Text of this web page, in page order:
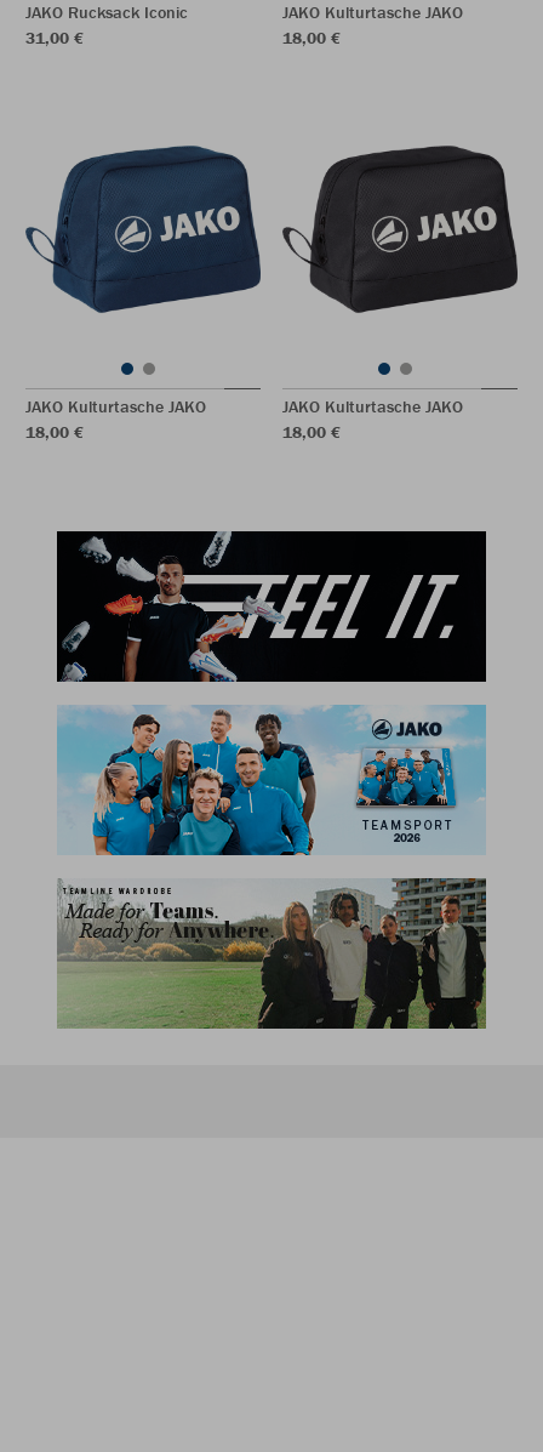
JAKO Rucksack Iconic
31,00 €
JAKO Kulturtasche JAKO
18,00 €
JAKO Kulturtasche JAKO
18,00 €
JAKO Kulturtasche JAKO
18,00 €